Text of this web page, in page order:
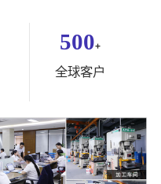
500+
全球客户
1